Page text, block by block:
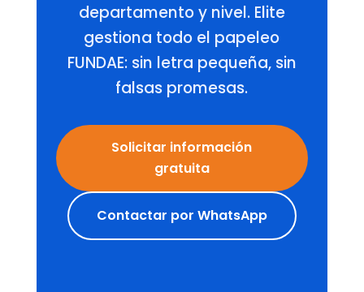
departamento y nivel. Elite
gestiona todo el papeleo
FUNDAE: sin letra pequeña, sin
falsas promesas.
Solicitar información
gratuita
Contactar por WhatsApp